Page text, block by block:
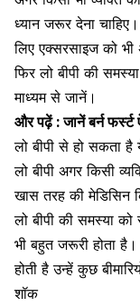
ध्यान जरूर देना
लिए एक्सरसाइज को भी
फिर लो बीपी की
माध्यम से जानें।
और पढ़ें : जानें बर्न
लो बीपी से हो सकता है
लो बीपी अगर किसी
खास तरह की मेडिसिन
लो बीपी की समस्या
भी बहुत जरूरी होता
होती है उन्हें कुछ
शॉक